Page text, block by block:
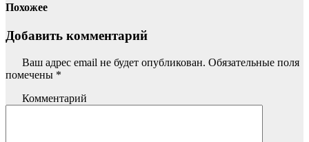
Похожее
Добавить комментарий
Ваш адрес email не будет опубликован. Обязательные поля
помечены *
Комментарий